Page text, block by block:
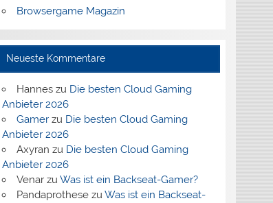
Browsergame Magazin
Neueste Kommentare
Hanneszu Die besten Cloud Gaming
Anbieter 2026
Gamerzu Die besten Cloud Gaming
Anbieter 2026
Axyran zu Die besten Cloud Gaming
Anbieter 2026
Venarzu Was ist ein Backseat-Gamer?
Pandaprothesezu Was ist ein Backseat-